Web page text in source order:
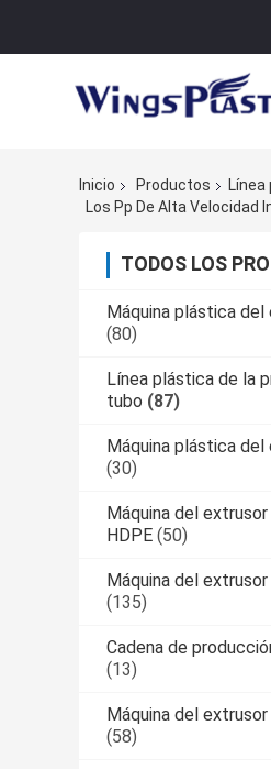
Inicio Productos
Los Pp De Alta Velocidad
TODOS LOS
Máquina plástica
(80)
Línea plástica de la
tubo (87)
Máquina plástica
(30)
Máquina del
HDPE (50)
Máquina del
(135)
Cadena de
(13)
Máquina del
(58)